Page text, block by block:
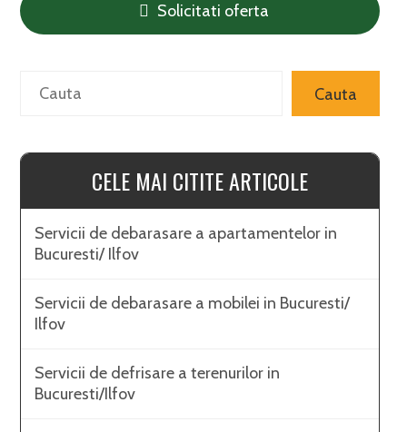
Solicitati oferta
Search Cauta
CELE MAI CITITE ARTICOLE
Servicii de debarasare a apartamentelor in
Bucuresti/ Ilfov
Servicii de debarasare a mobilei in Bucuresti/
Ilfov
Servicii de defrisare a terenurilor in
Bucuresti/Ilfov